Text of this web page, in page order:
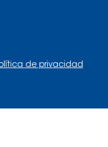
de privacidad